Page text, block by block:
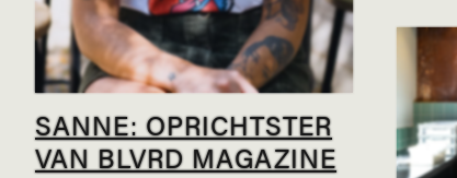
SANNE: OPRICHTSTER
VAN BLVRD MAGAZINE